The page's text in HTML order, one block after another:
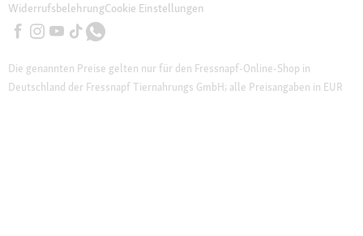
WiderrufsbelehrungCookie Einstellungen
Die genannten Preise gelten nur für den Fressnapf-Online-Shop in
Deutschland der Fressnapf Tiernahrungs GmbH; alle Preisangaben in EUR